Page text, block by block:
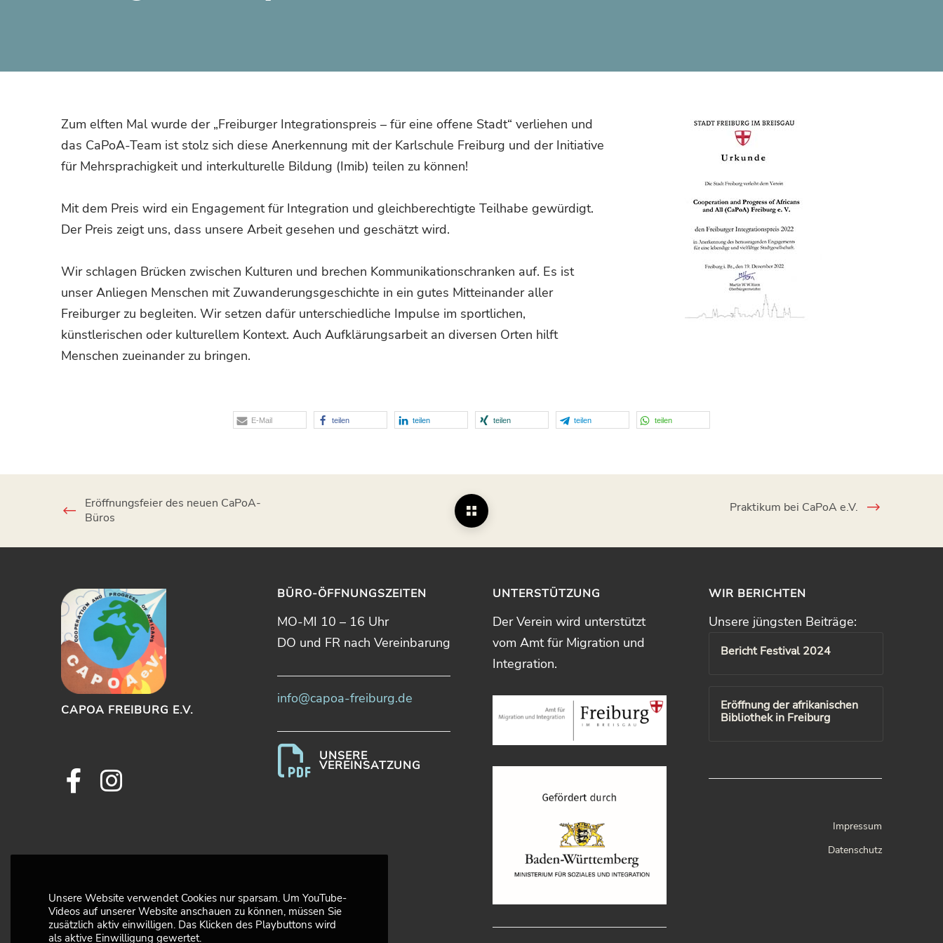
Zum elften Mal wurde der „Freiburger Integrationspreis – für eine offene Stadt“ verliehen und
das CaPoA-Team ist stolz sich diese Anerkennung mit der Karlschule Freiburg und der Initiative
für Mehrsprachigkeit und interkulturelle Bildung (Imib) teilen zu können!
Mit dem Preis wird ein Engagement für Integration und gleichberechtigte Teilhabe gewürdigt.
Der Preis zeigt uns, dass unsere Arbeit gesehen und geschätzt wird.
Wir schlagen Brücken zwischen Kulturen und brechen Kommunikationschranken auf. Es ist
unser Anliegen Menschen mit Zuwanderungsgeschichte in ein gutes Mitteinander aller
Freiburger zu begleiten. Wir setzen dafür unterschiedliche Impulse im sportlichen,
künstlerischen oder kulturellem Kontext. Auch Aufklärungsarbeit an diversen Orten hilft
Menschen zueinander zu bringen.
E-Mail teilen teilen teilen teilen teilen
Eröffnungsfeier des neuen CaPoA-
Büros
Praktikum bei CaPoA e.V.
CAPOA FREIBURG E.V.
BÜRO-ÖFFNUNGSZEITEN
MO-MI 10 – 16 Uhr
DO und FR nach Vereinbarung
info@capoa-freiburg.de
UNSERE
VEREINSATZUNG
UNTERSTÜTZUNG
Der Verein wird unterstützt
vom Amt für Migration und
Integration.
WIR BERICHTEN
Unsere jüngsten Beiträge:
Bericht Festival 2024
Eröffnung der afrikanischen
Bibliothek in Freiburg
Impressum
Datenschutz
Unsere Website verwendet Cookies nur sparsam. Um YouTube-
Videos auf unserer Website anschauen zu können, müssen Sie
zusätzlich aktiv einwilligen. Das Klicken des Playbuttons wird
als aktive Einwilligung gewertet.